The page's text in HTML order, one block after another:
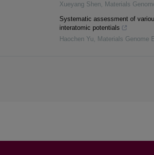
Xueyang Shen, Materials
Systematic assessment of
interatomic potentials
Haochen Yu, Materials Genome